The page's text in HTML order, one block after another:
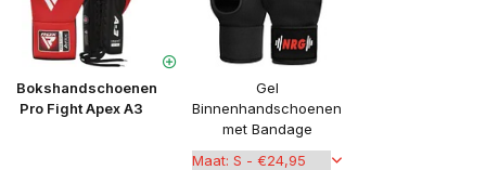
Bokshandschoenen
Pro Fight Apex A3
Gel
Binnenhandschoenen
met Bandage